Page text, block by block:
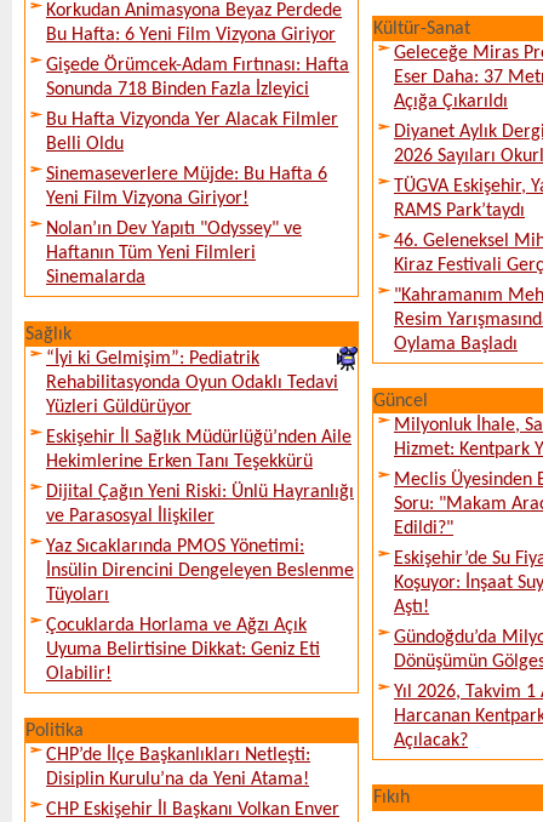
Korkudan Animasyona Beyaz Perdede
Bu Hafta: 6 Yeni Film Vizyona Giriyor
Gişede Örümcek-Adam Fırtınası: Hafta
Sonunda 718 Binden Fazla İzleyici
Bu Hafta Vizyonda Yer Alacak Filmler
Belli Oldu
Sinemaseverlere Müjde: Bu Hafta 6
Yeni Film Vizyona Giriyor!
Nolan’ın Dev Yapıtı "Odyssey" ve
Haftanın Tüm Yeni Filmleri
Sinemalarda
Sağlık
“İyi ki Gelmişim”: Pediatrik
Rehabilitasyonda Oyun Odaklı Tedavi
Yüzleri Güldürüyor
Eskişehir İl Sağlık Müdürlüğü’nden Aile
Hekimlerine Erken Tanı Teşekkürü
Dijital Çağın Yeni Riski: Ünlü Hayranlığı
ve Parasosyal İlişkiler
Yaz Sıcaklarında PMOS Yönetimi:
İnsülin Direncini Dengeleyen Beslenme
Tüyoları
Çocuklarda Horlama ve Ağzı Açık
Uyuma Belirtisine Dikkat: Geniz Eti
Olabilir!
Politika
CHP’de İlçe Başkanlıkları Netleşti:
Disiplin Kurulu’na da Yeni Atama!
CHP Eskişehir İl Başkanı Volkan Enver
Kültür-Sanat
Geleceğe Miras
Eser Daha: 37
Açığa Çıkarıldı
Diyanet Aylık
2026 Sayıları
TÜGVA Eskişehir,
RAMS Park’taydı
46. Geleneksel
Kiraz Festivali
"Kahramanım
Resim
Oylama Başladı
Güncel
Milyonluk İhale,
Hizmet: Kentpark
Meclis Üyesinden
Soru: "Makam
Edildi?"
Eskişehir’de Su
Koşuyor: İnşaat
Aştı!
Gündoğdu’da
Dönüşümün
Yıl 2026, Takvim
Harcanan
Açılacak?
Fıkıh